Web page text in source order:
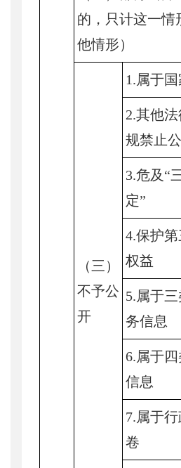
的，只计这一情
他情形）
（三）
不予公
开
1.属于
2.其他
规禁止
3.危及“
定”
4.保护
权益
5.属于
务信息
6.属于
信息
7.属于
卷